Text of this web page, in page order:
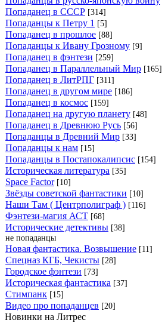
Попаданец в СССР [314]
Попаданцы к Петру 1 [5]
Попаданец в прошлое [88]
Попаданцы к Ивану Грозному [9]
Попаданец в фэнтези [259]
Попаданец в Параллельный Мир [165]
Попаданец в ЛитРПГ [311]
Попаданец в другом мире [186]
Попаданец в космос [159]
Попаданец на другую планету [48]
Попаданец в Древнюю Русь [56]
Попаданцы в Древний Мир [33]
Попаданцы к нам [15]
Попаданцы в Постапокалипсис [154]
Историческая литература [35]
Space Factor [10]
Звёзды советской фантастики [10]
Наши Там ( Центрполиграф ) [116]
Фэнтези-магия АСТ [68]
Исторические детективы [38]
не попаданцы
Новая фантастика. Возвышение [11]
Спецназ КГБ, Чекисты [28]
Городское фэнтези [73]
Историческая фантастика [37]
Стимпанк [15]
Видео про попаданцев [20]
Новинки на Литрес